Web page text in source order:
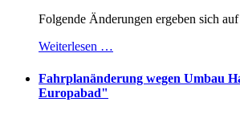
Folgende Änderungen ergeben sich
Weiterlesen …
Fahrplanänderung wegen Umbau
Europabad"